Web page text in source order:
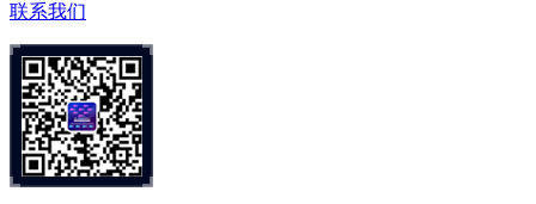
联系我们